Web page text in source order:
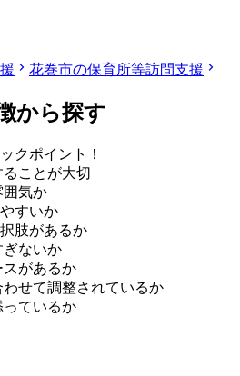
花巻市の保育所等訪問支援
から探す
クポイント！
ることが大切
囲気か
すいか
肢があるか
ぎないか
スがあるか
わせて調整されているか
っているか